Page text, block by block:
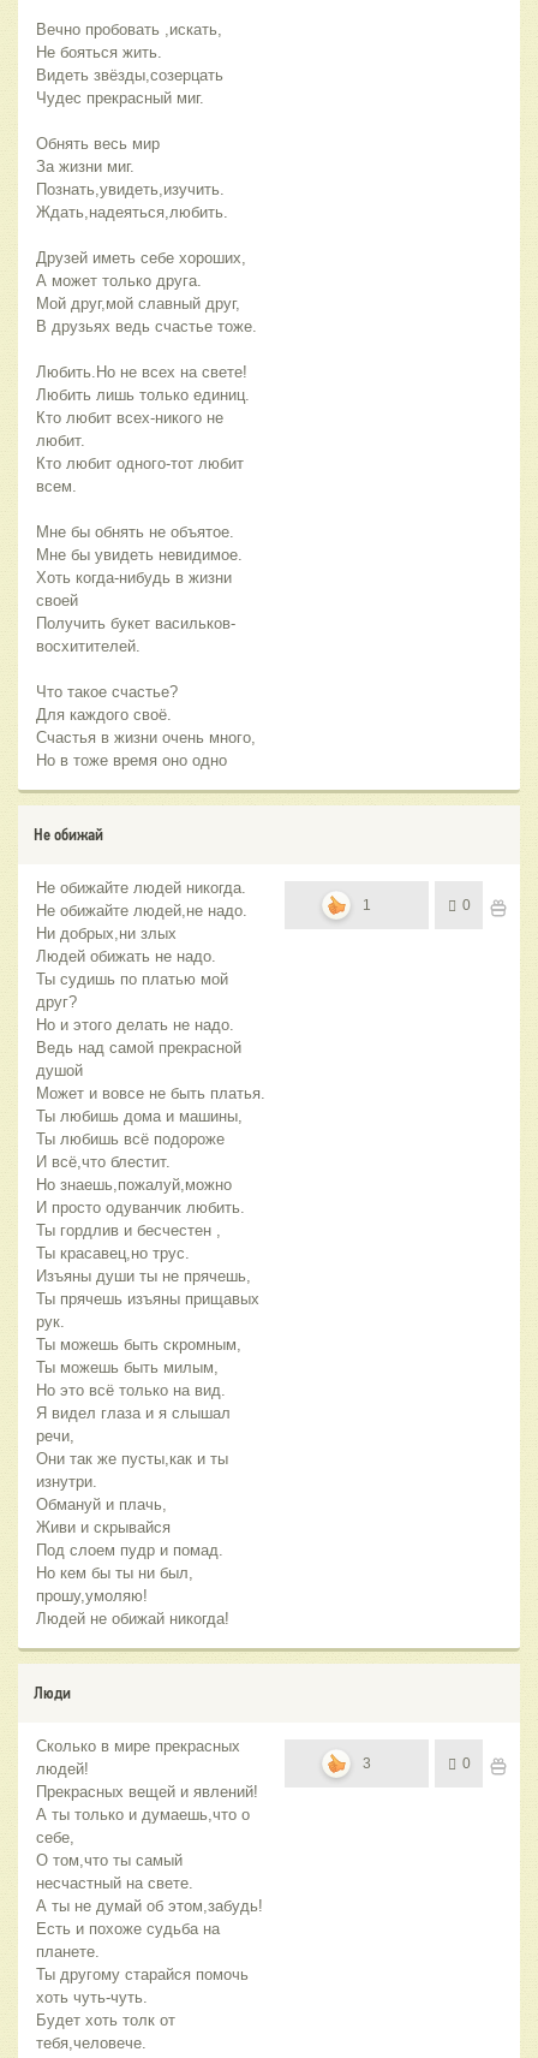
Вечно пробовать ,искать,
Не бояться жить.
Видеть звёзды,созерцать
Чудес прекрасный миг.
Обнять весь мир
За жизни миг.
Познать,увидеть,изучить.
Ждать,надеяться,любить.
Друзей иметь себе хороших,
А может только друга.
Мой друг,мой славный друг,
В друзьях ведь счастье тоже.
Любить.Но не всех на свете!
Любить лишь только единиц.
Кто любит всех-никого не
любит.
Кто любит одного-тот любит
всем.
Мне бы обнять не объятое.
Мне бы увидеть невидимое.
Хоть когда-нибудь в жизни
своей
Получить букет васильков-
восхитителей.
Что такое счастье?
Для каждого своё.
Счастья в жизни очень много,
Но в тоже время оно одно
Не обижай
Не обижайте людей никогда.
Не обижайте людей,не надо.
Ни добрых,ни злых
Людей обижать не надо.
Ты судишь по платью мой
друг?
Но и этого делать не надо.
Ведь над самой прекрасной
душой
Может и вовсе не быть платья.
Ты любишь дома и машины,
Ты любишь всё подороже
И всё,что блестит.
Но знаешь,пожалуй,можно
И просто одуванчик любить.
Ты гордлив и бесчестен ,
Ты красавец,но трус.
Изъяны души ты не прячешь,
Ты прячешь изъяны прищавых
рук.
Ты можешь быть скромным,
Ты можешь быть милым,
Но это всё только на вид.
Я видел глаза и я слышал
речи,
Они так же пусты,как и ты
изнутри.
Обмануй и плачь,
Живи и скрывайся
Под слоем пудр и помад.
Но кем бы ты ни был,
прошу,умоляю!
Людей не обижай никогда!
1 0
Люди
Сколько в мире прекрасных
людей!
Прекрасных вещей и явлений!
А ты только и думаешь,что о
себе,
О том,что ты самый
несчастный на свете.
А ты не думай об этом,забудь!
Есть и похоже судьба на
планете.
Ты другому старайся помочь
хоть чуть-чуть.
Будет хоть толк от
тебя,человече.
3 0